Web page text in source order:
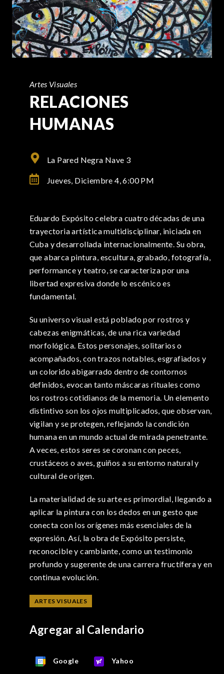
Artes Visuales
RELACIONES
HUMANAS
La Pared Negra Nave 3
Jueves, Diciembre 4,6:00 PM
Eduardo Expósito celebra cuatro décadas de una
trayectoria artística multidisciplinar, iniciada en
Cuba y desarrollada internacionalmente. Su obra,
que abarca pintura, escultura, grabado, fotografía,
performance y teatro, se caracteriza por una
libertad expresiva donde lo escénico es
fundamental.
Su universo visual está poblado por rostros y
cabezas enigmáticas, de una rica variedad
morfológica. Estos personajes, solitarios o
acompañados, con trazos notables, esgrafiados y
un colorido abigarrado dentro de contornos
definidos, evocan tanto máscaras rituales como
los rostros cotidianos de la memoria. Un elemento
distintivo son los ojos multiplicados, que observan,
vigilan y se protegen, reflejando la condición
humana en un mundo actual de mirada penetrante.
A veces, estos seres se coronan con peces,
crustáceos o aves, guiños a su entorno natural y
cultural de origen.
La materialidad de su arte es primordial, llegando a
aplicar la pintura con los dedos en un gesto que
conecta con los orígenes más esenciales de la
expresión. Así, la obra de Expósito persiste,
reconocible y cambiante, como un testimonio
profundo y sugerente de una carrera fructífera y en
continua evolución.
ARTES VISUALES
Agregar al Calendario
Google Yahoo